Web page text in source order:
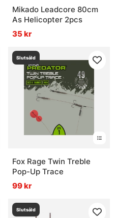
Mikado Leadcore 80cm
As Helicopter 2pcs
35 kr
Slutsåld
Fox Rage Twin Treble
Pop-Up Trace
99 kr
Slutsåld